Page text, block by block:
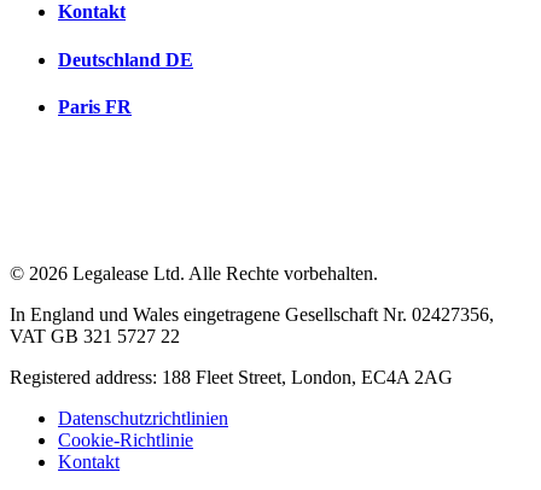
Kontakt
Deutschland DE
Paris FR
© 2026 Legalease Ltd. Alle Rechte vorbehalten.
In England und Wales eingetragene Gesellschaft Nr. 02427356,
VAT GB 321 5727 22
Registered address: 188 Fleet Street, London, EC4A 2AG
Datenschutzrichtlinien
Cookie-Richtlinie
Kontakt